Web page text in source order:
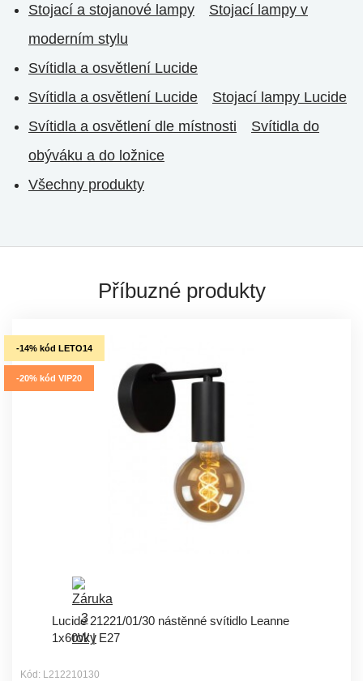
Stojací a stojanové lampy
Stojací lampy v
moderním stylu
Svítidla a osvětlení Lucide
Svítidla a osvětlení Lucide
Stojací lampy Lucide
Svítidla a osvětlení dle místnosti
Svítidla do
obýváku a do ložnice
Všechny produkty
Příbuzné produkty
-14% kód LETO14
-20% kód VIP20
Lucide 21221/01/30 nástěnné svítidlo Leanne
1x60W | E27
Kód: L212210130